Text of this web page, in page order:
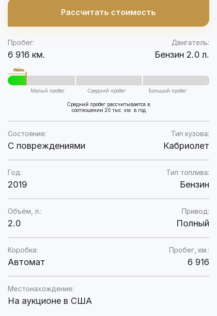
Рассчитать стоимость
Пробег:
6 916 км.
Двигатель:
Бензин 2.0 л.
Малый пробег Средний пробег Большой пробег
Средний пробег рассчитывается в
соотношении 20 тыс. км. в год
Состояние:
C повреждениями
Тип кузова:
Кабриолет
Год:
2019
Тип топлива:
Бензин
Объём, л.:
2.0
Привод:
Полный
Коробка:
Автомат
Пробег, км.:
6 916
Местонахождение:
На аукционе в США